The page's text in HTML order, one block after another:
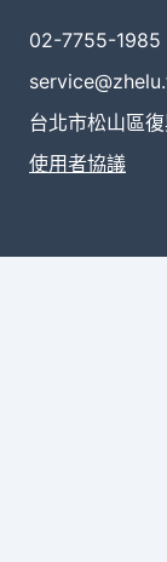
02-7755-1985
台北市松山區
使用者協議